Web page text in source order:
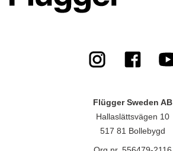
Flügger Sweden AB
Hallaslättsvägen 10
517 81 Bollebygd